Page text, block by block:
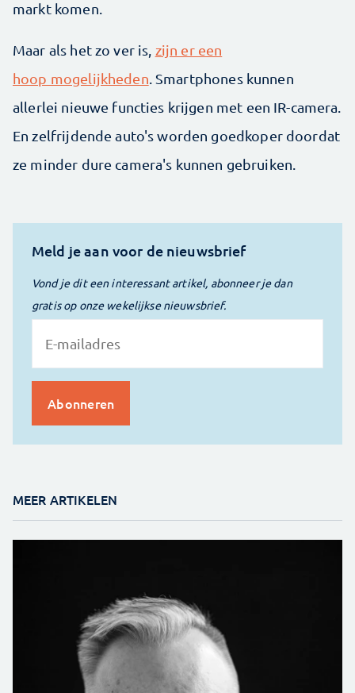
markt komen.
Maar als het zo ver is, zijn er een
hoop mogelijkheden Smartphones kunnen
allerlei nieuwe functies krijgen met een IR-camera.
En zelfrijdende auto's worden goedkoper doordat
ze minder dure camera's kunnen gebruiken.
Meld je aan voor de nieuwsbrief
Vond je dit een interessant artikel, abonneer je dan
gratis op onze wekelijkse nieuwsbrief.
MEER ARTIKELEN